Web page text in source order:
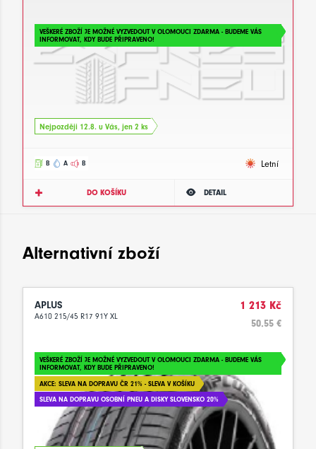
VEŠKERÉ ZBOŽÍ JE MOŽNÉ VYZVEDOUT V OLOMOUCI ZDARMA - BUDEME VÁS
INFORMOVAT, KDY BUDE PŘIPRAVENO!
Nejpozději 12.8. u Vás, jen 2 ks
B A B Letní
DO KOŠÍKU DETAIL
Alternativní zboží
APLUS
A610 215/45 R17 91Y XL
1 213 Kč
50.55 €
VEŠKERÉ ZBOŽÍ JE MOŽNÉ VYZVEDOUT V OLOMOUCI ZDARMA - BUDEME VÁS
INFORMOVAT, KDY BUDE PŘIPRAVENO!
AKCE: SLEVA NA DOPRAVU ČR 21% - SLEVA V KOŠÍKU
SLEVA NA DOPRAVU OSOBNÍ PNEU A DISKY SLOVENSKO 20%